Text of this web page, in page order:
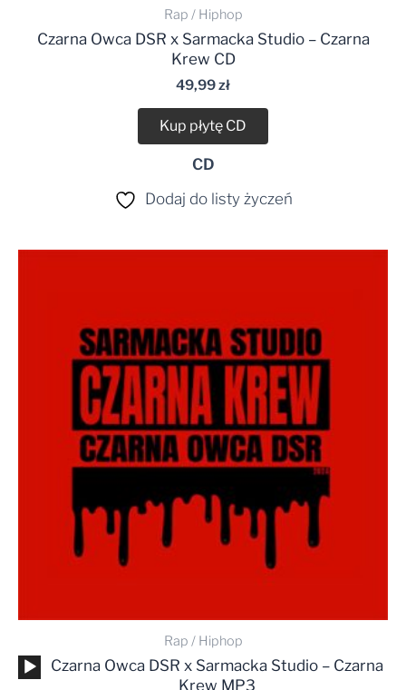
Rap / Hiphop
Czarna Owca DSR x Sarmacka Studio – Czarna
Krew CD
49,99zł
Kup płytę CD
CD
Dodaj do listy życzeń
Rap / Hiphop
Odtwarzacz
plików
Czarna Owca DSR x Sarmacka Studio – Czarna
Krew MP3